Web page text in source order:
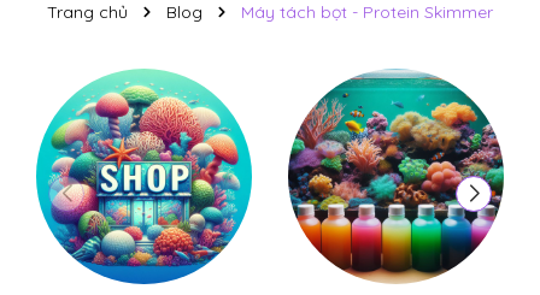
Trang chủ Blog Máy tách bọt - Protein Skimmer